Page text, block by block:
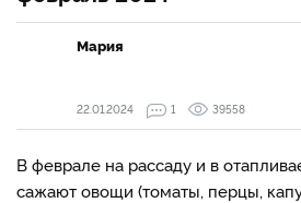
Мария
22.01.2024
1 39558
В феврале на рассаду и в
сажают овощи (томаты, перцы,